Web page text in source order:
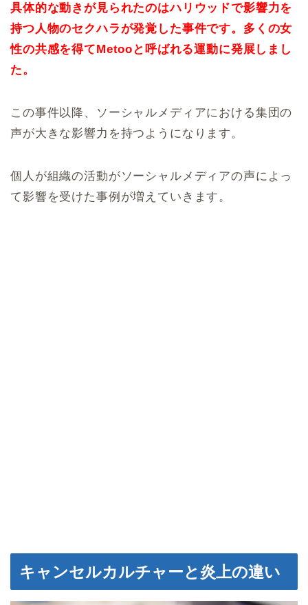
具体的な動きが見られたのはハリウッドで影響力を
持つ人物のセクハラが発覚した事件です。多くの女
性の共感を得てMetooと呼ばれる運動に発展しまし
た。
この事件以降、ソーシャルメディアにおける集団の
声が大きな影響力を持つようになります。
個人が組織の活動がソーシャルメディアの声によっ
て影響を受けた事例が増えていきます。
キャンセルカルチャーと炎上の違い